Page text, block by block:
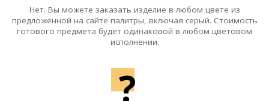
Нет. Вы можете заказать изделие в любом цвете из
предложенной на сайте палитры, включая серый. Стоимость
готового предмета будет одинаковой в любом цветовом
исполнении.
?